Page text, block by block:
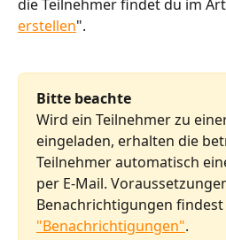
die Teilnehmer findet du im
erstellen".
Bitte beachte
Wird ein Teilnehmer zu
eingeladen, erhalten die
Teilnehmer automatisch
per E-Mail.
Benachrichtigungen
"Benachrichtigungen".